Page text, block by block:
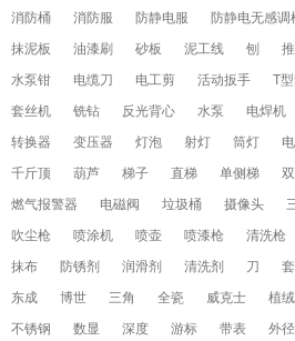
消防桶
消防服 防静电服 防静电无感调
抹泥板
油漆刷 砂板 泥工线 刨
水泵钳
电缆刀 电工剪 活动扳手 T
套丝机
铣钻 反光背心 水泵 电焊机
转换器
变压器 灯泡 射灯 筒灯
千斤顶
葫芦 梯子 直梯 单侧梯
燃气报警器
电磁阀 垃圾桶 摄像头
吹尘枪
喷涂机 喷壶 喷漆枪 清洗枪
抹布
防锈剂 润滑剂 清洗剂 刀
东成
博世 三角 全瓷 威克士 植绒
不锈钢
数显 深度 游标 带表 外径